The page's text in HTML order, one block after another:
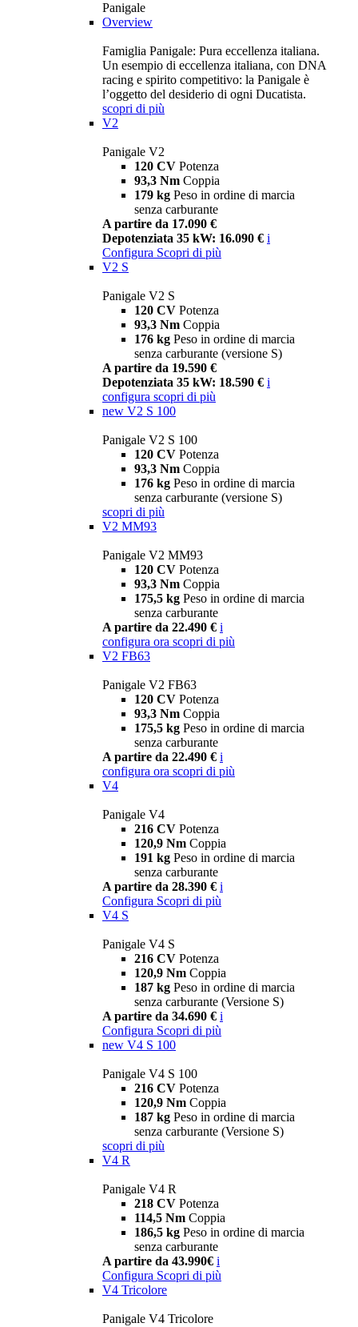
Panigale
Overview
Famiglia Panigale: Pura eccellenza italiana.
Un esempio di eccellenza italiana, con DNA
racing e spirito competitivo: la Panigale è
l’oggetto del desiderio di ogni Ducatista.
scopri di più
V2
Panigale V2
120 CV Potenza
93,3 Nm Coppia
179 kg Peso in ordine di marcia
senza carburante
A partire da 17.090 €
Depotenziata 35 kW: 16.090 € i
Configura Scopri di più
V2 S
Panigale V2 S
120 CV Potenza
93,3 Nm Coppia
176 kg Peso in ordine di marcia
senza carburante (versione S)
A partire da 19.590 €
Depotenziata 35 kW: 18.590 € i
configura scopri di più
new V2 S 100
Panigale V2 S 100
120 CV Potenza
93,3 Nm Coppia
176 kg Peso in ordine di marcia
senza carburante (versione S)
scopri di più
V2 MM93
Panigale V2 MM93
120 CV Potenza
93,3 Nm Coppia
175,5 kg Peso in ordine di marcia
senza carburante
A partire da 22.490 € i
configura ora scopri di più
V2 FB63
Panigale V2 FB63
120 CV Potenza
93,3 Nm Coppia
175,5 kg Peso in ordine di marcia
senza carburante
A partire da 22.490 € i
configura ora scopri di più
V4
Panigale V4
216 CV Potenza
120,9 Nm Coppia
191 kg Peso in ordine di marcia
senza carburante
A partire da 28.390 € i
Configura Scopri di più
V4 S
Panigale V4 S
216 CV Potenza
120,9 Nm Coppia
187 kg Peso in ordine di marcia
senza carburante (Versione S)
A partire da 34.690 € i
Configura Scopri di più
new V4 S 100
Panigale V4 S 100
216 CV Potenza
120,9 Nm Coppia
187 kg Peso in ordine di marcia
senza carburante (Versione S)
scopri di più
V4 R
Panigale V4 R
218 CV Potenza
114,5 Nm Coppia
186,5 kg Peso in ordine di marcia
senza carburante
A partire da 43.990€ i
Configura Scopri di più
V4 Tricolore
Panigale V4 Tricolore